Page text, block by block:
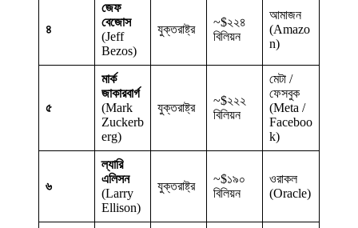
৪
জেফ
বেজোস
(Jeff
Bezos)
যুক্তরাষ্ট্র
~$২২৪
বিলিয়ন
আমাজন
(Amazo
n)
৫
মার্ক
জাকারবার্গ
(Mark
Zuckerb
erg)
যুক্তরাষ্ট্র
~$২২২
বিলিয়ন
মেটা /
ফেসবুক
(Meta /
Faceboo
k)
৬
ল্যারি
এলিসন
(Larry
Ellison)
যুক্তরাষ্ট্র
~$১৯০
বিলিয়ন
ওরাকল
(Oracle)